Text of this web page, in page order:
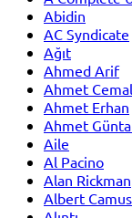
Abidin
AC Syndicate
Ağıt
Ahmed Arif
Ahmet Cemal
Ahmet Erhan
Ahmet
Aile
Al Pacino
Alan Rickman
Albert Camus